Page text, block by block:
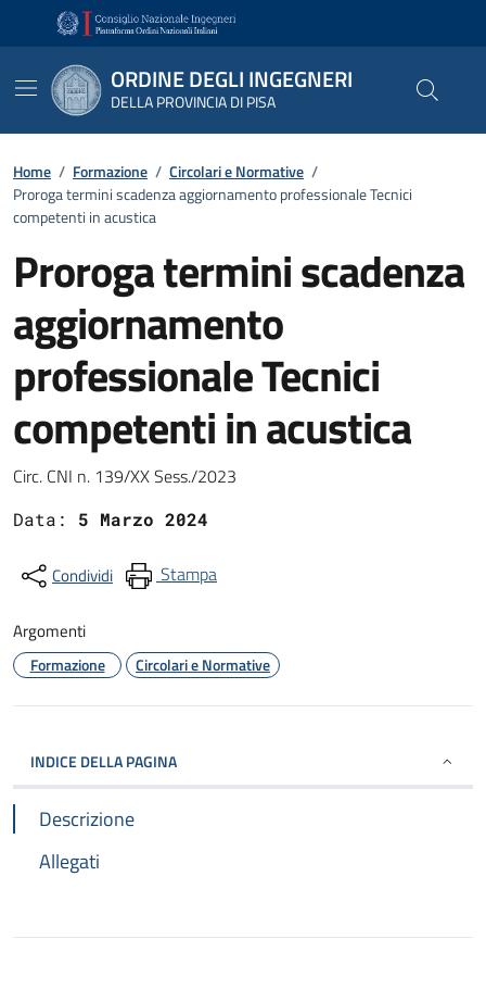
Vai ai contenuti
Vai al footer
ORDINE DEGLI INGEGNERI
DELLA PROVINCIA DI PISA
Home / Formazione / Circolari e Normative /
Proroga termini scadenza aggiornamento professionale Tecnici
competenti in acustica
Proroga termini scadenza
aggiornamento
professionale Tecnici
competenti in acustica
Dettagli
Circ. CNI n. 139/XX Sess./2023
Data: 5 Marzo 2024
Condividi Stampa
Argomenti
Formazione Circolari e Normative
INDICE DELLA PAGINA
Descrizione
Allegati